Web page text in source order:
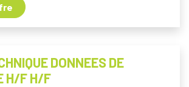
DONNEES DE
H/F H/F